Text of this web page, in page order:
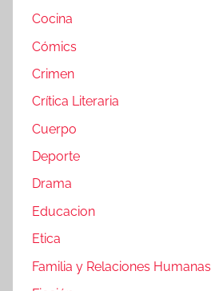
Cocina
Cómics
Crimen
Crítica Literaria
Cuerpo
Deporte
Drama
Educacion
Etica
Familia y Relaciones Humanas